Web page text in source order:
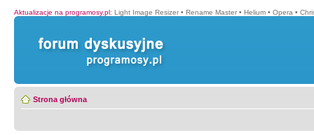
Aktualizacje na programosy.pl: Light Image Resizer • Rename Master • Helium • Opera •
Strona główna